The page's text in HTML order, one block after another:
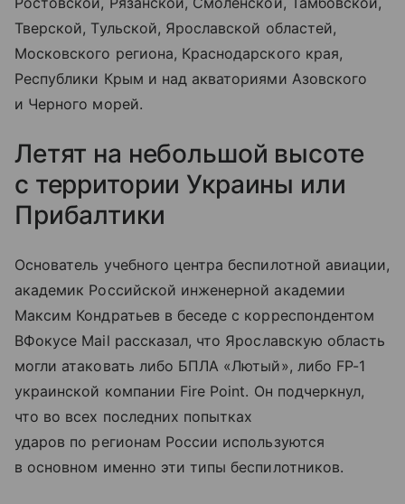
Тверской, Тульской, Ярославской областей,
Московского региона, Краснодарского края,
Республики Крым и над акваториями Азовского
и Черного морей.
Летят на небольшой высоте
с территории Украины или
Прибалтики
Основатель учебного центра беспилотной авиации,
академик Российской инженерной академии
Максим Кондратьев в беседе с корреспондентом
ВФокусе Mail рассказал, что Ярославскую область
могли атаковать либо БПЛА «Лютый», либо FP-1
украинской компании Fire Point. Он подчеркнул,
что во всех последних попытках
ударов по регионам России используются
в основном именно эти типы беспилотников.